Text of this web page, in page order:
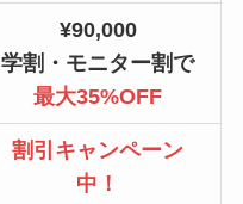
¥90,000
学割・モニター割で
最大35%OFF
割引キャンペーン
中！